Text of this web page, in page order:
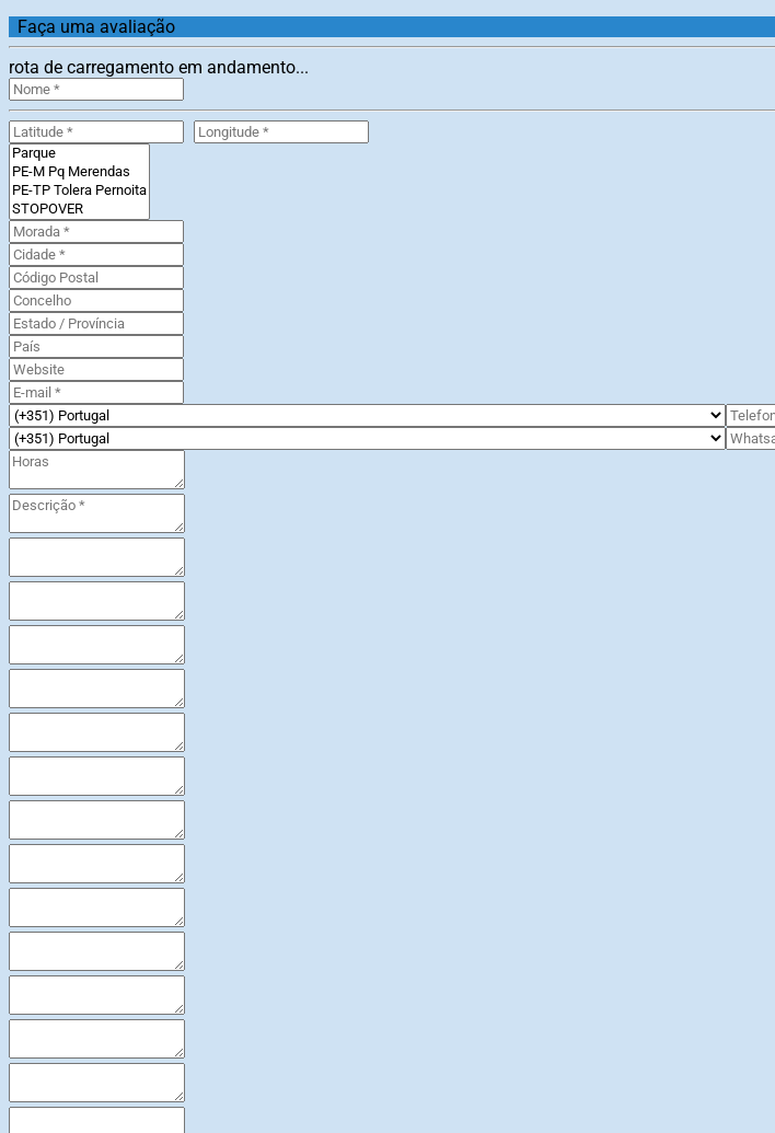
Faça uma avaliação
rota de carregamento em andamento...